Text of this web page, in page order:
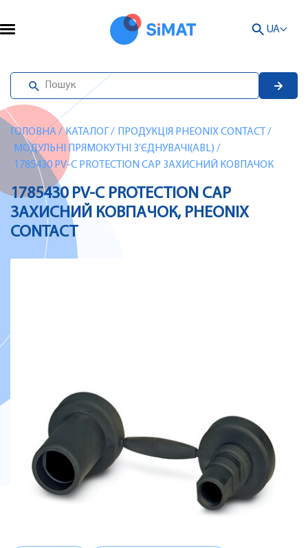
UA
ГОЛОВНА/ КАТАЛОГ / ПРОДУКЦІЯ PHEONIX CONTACT /
МОДУЛЬНІ ПРЯМОКУТНІ З’ЄДНУВАЧІ(ABL) /
1785430 PV-C PROTECTION CAP ЗАХИСНИЙ КОВПАЧОК
1785430 PV-C PROTECTION CAP
ЗАХИСНИЙ КОВПАЧОК, PHEONIX
CONTACT